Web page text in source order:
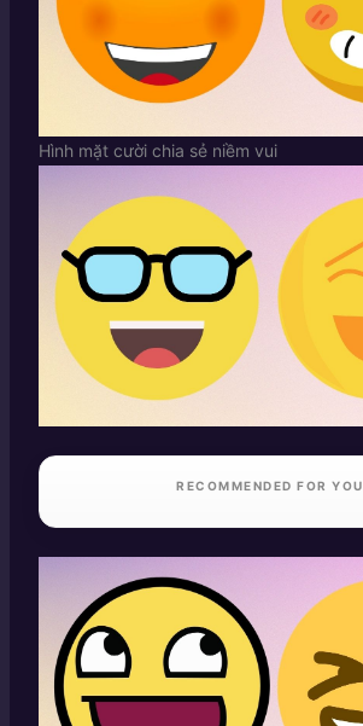
Hình mặt cười chia sẻ niềm vui
RECOMMENDED FOR YOU